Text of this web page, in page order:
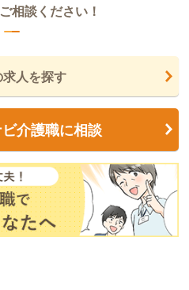
相談ください！
人を探す
介護職に相談